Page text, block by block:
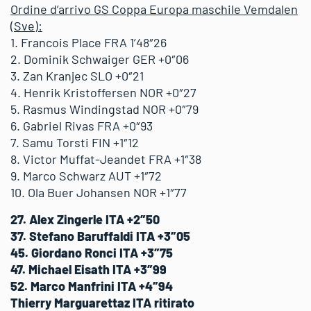
Ordine d’arrivo GS Coppa Europa maschile Vemdalen
(Sve):
1. Francois Place FRA 1’48″26
2. Dominik Schwaiger GER +0″06
3. Zan Kranjec SLO +0″21
4. Henrik Kristoffersen NOR +0″27
5. Rasmus Windingstad NOR +0″79
6. Gabriel Rivas FRA +0″93
7. Samu Torsti FIN +1″12
8. Victor Muffat-Jeandet FRA +1″38
9. Marco Schwarz AUT +1″72
10. Ola Buer Johansen NOR +1″77
27. Alex Zingerle ITA +2″50
37. Stefano Baruffaldi ITA +3″05
45. Giordano Ronci ITA +3″75
47. Michael Eisath ITA +3″99
52. Marco Manfrini ITA +4″94
Thierry Marguarettaz ITA ritirato